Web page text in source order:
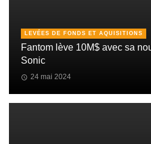
LEVÉES DE FONDS ET AQUISITIONS
Fantom lève 10M$ avec sa
Sonic
24 mai 2024